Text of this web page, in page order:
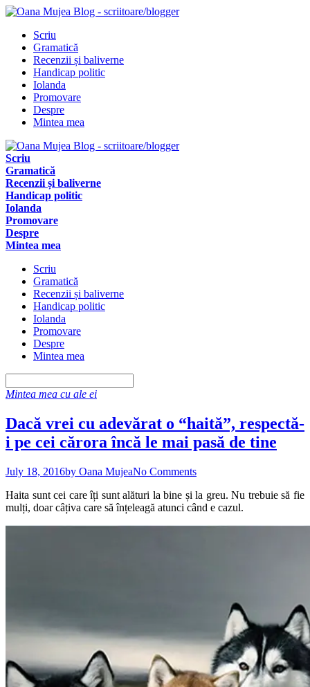
Scriu
Gramatică
Recenzii și baliverne
Handicap politic
Iolanda
Promovare
Despre
Mintea mea
Scriu
Gramatică
Recenzii și baliverne
Handicap politic
Iolanda
Promovare
Despre
Mintea mea
Scriu
Gramatică
Recenzii și baliverne
Handicap politic
Iolanda
Promovare
Despre
Mintea mea
Mintea mea cu ale ei
Dacă vrei cu adevărat o “haită”, respectă-
i pe cei cărora încă le mai pasă de tine
July 18, 2016by Oana MujeaNo Comments
Haita sunt cei care îți sunt alături la bine și la greu. Nu trebuie să fie
mulți, doar câțiva care să înțeleagă atunci când e cazul.